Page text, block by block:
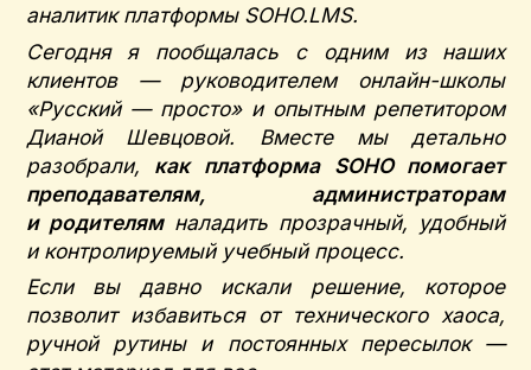
аналитик платформы SOHO.LMS.
Сегодня я пообщалась с одним из наших
клиентов — руководителем онлайн-школы
«Русский — просто» и опытным репетитором
Дианой Шевцовой. Вместе мы детально
разобрали, как платформа SOHO помогает
преподавателям, администраторам
и родителямналадить прозрачный, удобный
и контролируемый учебный процесс.
Если вы давно искали решение, которое
позволит избавиться от технического хаоса,
ручной рутины и постоянных пересылок —